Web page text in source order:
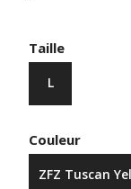
Taille
L
Couleur
ZFZ Tuscan